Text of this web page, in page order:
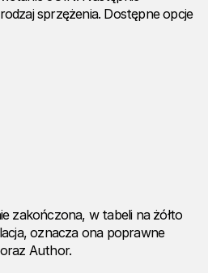
sprzężenia. Dostępne opcje
zakończona, w tabeli na żółto
oznacza ona poprawne
Author.